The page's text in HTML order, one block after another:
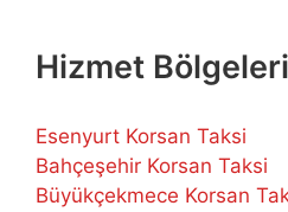
Hizmet
Esenyurt Korsan Taksi
Bahçeşehir Korsan Taksi
Büyükçekmece Korsan